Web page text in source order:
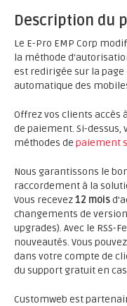
Description du
Le E-Pro EMP Corp
la méthode
est redirigée sur la page
automatique des
Offrez vos clients accès
de paiement. Si-dessus,
méthodes de paiement
Nous garantissons le
raccordement à la
Vous recevez12 mois
changements de
upgrades). Avec le RSS-
nouveautés. Vous
dans votre compte de
du support gratuit en
Customweb est